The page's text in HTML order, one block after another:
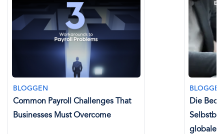
BLOGGEN
Common Payroll Challenges That
Businesses Must Overcome
BLOGGEN
Die
globalen